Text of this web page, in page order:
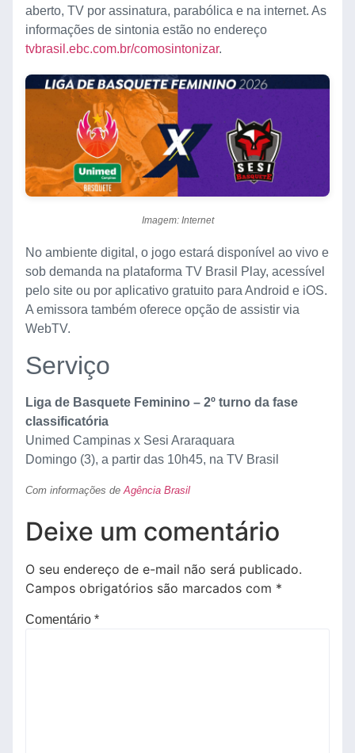
aberto, TV por assinatura, parabólica e na internet. As
informações de sintonia estão no endereço
tvbrasil.ebc.com.br/comosintonizar.
Imagem: Internet
No ambiente digital, o jogo estará disponível ao vivo e
sob demanda na plataforma TV Brasil Play, acessível
pelo site ou por aplicativo gratuito para Android e iOS.
A emissora também oferece opção de assistir via
WebTV.
Serviço
Liga de Basquete Feminino – 2º turno da fase
classificatória
Unimed Campinas x Sesi Araraquara
Domingo (3), a partir das 10h45, na TV Brasil
Com informações deAgência Brasil
Deixe um comentário
O seu endereço de e-mail não será publicado.
Campos obrigatórios são marcados com *
Comentário *